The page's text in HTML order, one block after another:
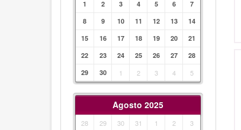
1 2 3 4 5 6
7
8
9 10 11 12 13
14
15
16 17 18 19 20
21
22
23 24 25 26 27
28
29
30 1 2 3 4 5
Agosto 2025
28 29 30 31 1 2
3